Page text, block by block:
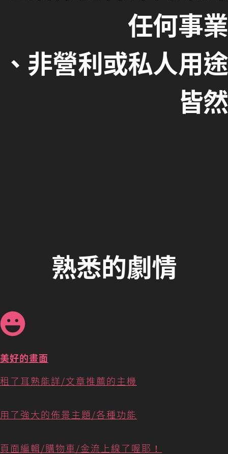
任何事業
、非營利或私人用途
皆然
熟悉的劇情
美好的畫面
租了耳熟能詳/文章推薦的主機
用了強大的佈景主題/各種功能
頁面編輯/購物車/金流上線了喔耶！